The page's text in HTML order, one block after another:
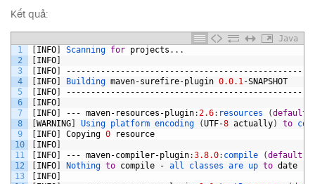
Kết quả:
Java
1
2
3
4
5
6
7
8
9
10
11
12
13
[INFO] Scanning for projects . . .
[INFO]
[INFO]
[INFO] Building maven-surefire-plugin 0.0.1 -SNAPSHOT
[INFO]
[INFO]
[INFO] --- maven- resources -plugin: 2.6: resources (default
[WARNING] Using platform encoding (UTF-8 actually) to
[INFO] Copying 0
resource
[INFO]
[INFO] --- maven-compiler-plugin:3.8.0: compile (default
[INFO] Nothing to compile - all classes are up to date
[INFO]